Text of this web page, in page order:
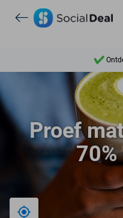
7 dagen
Proef
Bij mij in de buurt